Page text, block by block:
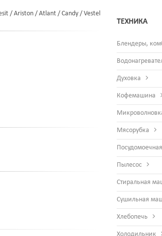
/ Ariston / Atlant / Candy / Vestel
ТЕХНИКА
Блендеры,
Духовка
Кофемашина
Мясорубка
Пылесос
Стиральная
Сушильная
Хлебопечь
Холодильник